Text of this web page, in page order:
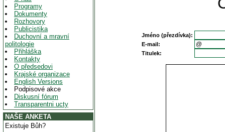
Programy
Dokumenty
Rozhovory
Publicistika
Duchovní a mravní
politologie
Přihláška
Kontakty
O předsedovi
Krajské organizace
English Versions
Podpisové akce
Diskusní fórum
Transparentni ucty
NAŠE ANKETA
Existuje Bůh?
Jméno (přezdívka):
E-mail:
Titulek: